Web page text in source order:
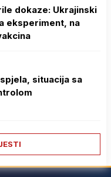
dokaze: Ukrajinski
eksperiment, na
situacija sa